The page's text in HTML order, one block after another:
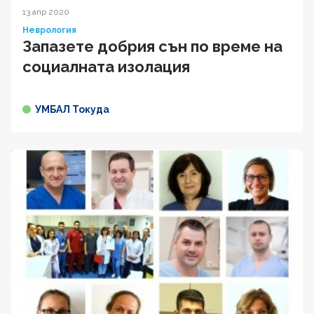
13 апр 2020
Неврология
Запазете добрия сън по време на
социалната изолация
УМБАЛ Токуда